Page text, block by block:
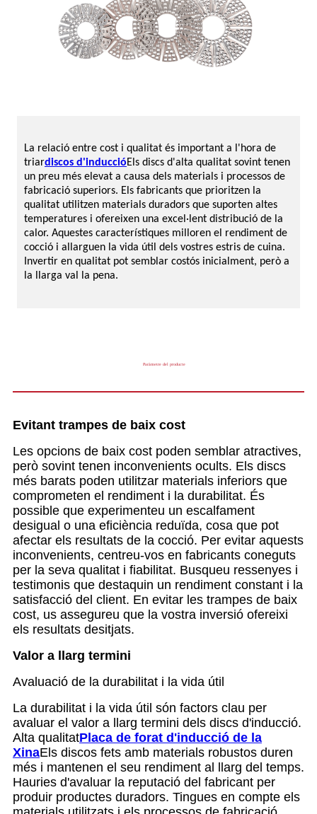
La relació entre cost i qualitat és important a l'hora de
triardiscos d'induccióEls discs d'alta qualitat sovint tenen
un preu més elevat a causa dels materials i processos de
fabricació superiors. Els fabricants que prioritzen la
qualitat utilitzen materials duradors que suporten altes
temperatures i ofereixen una excel·lent distribució de la
calor. Aquestes característiques milloren el rendiment de
cocció i allarguen la vida útil dels vostres estris de cuina.
Invertir en qualitat pot semblar costós inicialment, però a
la llarga val la pena.
Paràmetre del producte
Evitant trampes de baix cost
Les opcions de baix cost poden semblar atractives,
però sovint tenen inconvenients ocults. Els discs
més barats poden utilitzar materials inferiors que
comprometen el rendiment i la durabilitat. És
possible que experimenteu un escalfament
desigual o una eficiència reduïda, cosa que pot
afectar els resultats de la cocció. Per evitar aquests
inconvenients, centreu-vos en fabricants coneguts
per la seva qualitat i fiabilitat. Busqueu ressenyes i
testimonis que destaquin un rendiment constant i la
satisfacció del client. En evitar les trampes de baix
cost, us assegureu que la vostra inversió ofereixi
els resultats desitjats.
Valor a llarg termini
Avaluació de la durabilitat i la vida útil
La durabilitat i la vida útil són factors clau per
avaluar el valor a llarg termini dels discs d'inducció.
Alta qualitatPlaca de forat d'inducció de la
XinaEls discos fets amb materials robustos duren
més i mantenen el seu rendiment al llarg del temps.
Hauries d'avaluar la reputació del fabricant per
produir productes duradors. Tingues en compte els